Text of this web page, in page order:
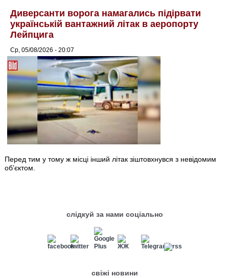
Диверсанти ворога намагались підірвати
українській вантажний літак в аеропорту
Лейпцига
Ср, 05/08/2026 - 20:07
Перед тим у тому ж місці інший літак зіштовхнувся з невідомим
об’єктом.
слідкуй за нами соціально
свіжі новини